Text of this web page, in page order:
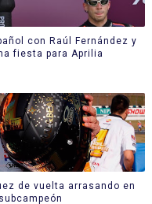
con Raúl Fernández y
fiesta para Aprilia
de vuelta arrasando en